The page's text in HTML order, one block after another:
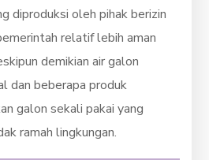
diproduksi oleh pihak berizin
relatif lebih aman
demikian air galon
dan beberapa produk
galon sekali pakai yang
ramah lingkungan.